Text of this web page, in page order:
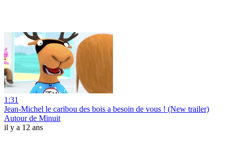
1:31
Jean-Michel le caribou des bois a besoin de vous ! (New trailer)
Autour de Minuit
il y a 12 ans